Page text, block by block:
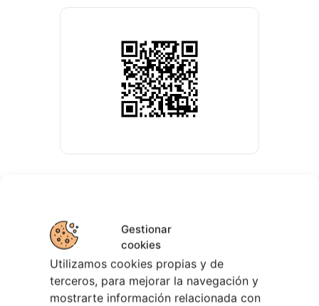
Gestionar
cookies
Utilizamos cookies propias y de
terceros, para mejorar la navegación y
mostrarte información relacionada con
EVENTOS RELACIONADOS